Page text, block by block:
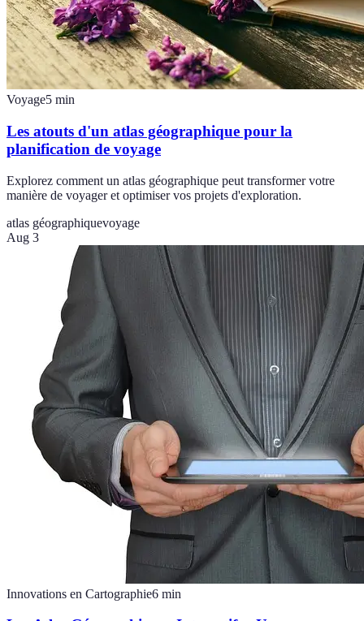
Voyage5 min
Les atouts d'un atlas géographique pour la
planification de voyage
Explorez comment un atlas géographique peut transformer votre
manière de voyager et optimiser vos projets d'exploration.
atlas géographiquevoyage
Aug 3
Innovations en Cartographie6 min